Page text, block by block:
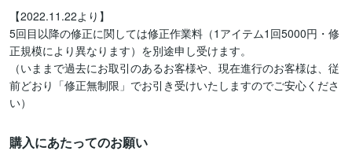
【2022.11.22より】
5回目以降の修正に関しては修正作業料（1アイテム1回5000円・修
正規模により異なります）を別途申し受けます。
（いままで過去にお取引のあるお客様や、現在進行のお客様は、従
前どおり「修正無制限」でお引き受けいたしますのでご安心くださ
い）
購入にあたってのお願い